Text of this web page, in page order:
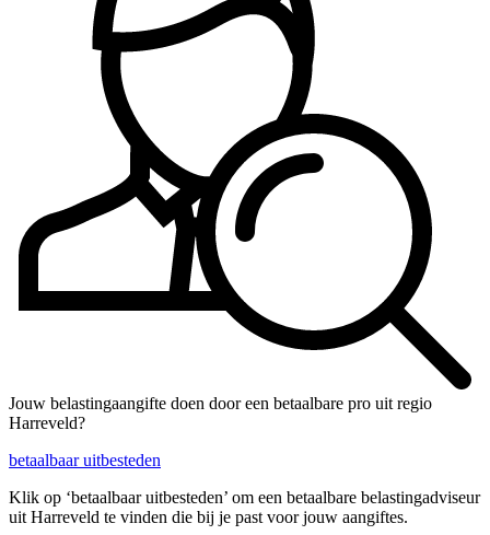
Jouw belastingaangifte doen door een betaalbare pro uit regio
Harreveld?
betaalbaar uitbesteden
Klik op ‘betaalbaar uitbesteden’ om een betaalbare belastingadviseur
uit Harreveld te vinden die bij je past voor jouw aangiftes.